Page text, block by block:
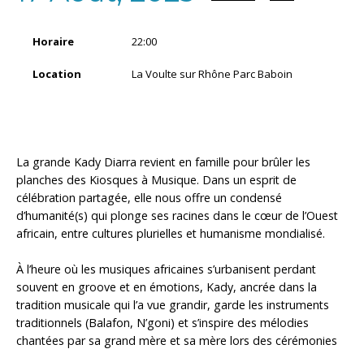
Horaire 22:00
Location La Voulte sur Rhône Parc Baboin
La grande Kady Diarra revient en famille pour brûler les
planches des Kiosques à Musique. Dans un esprit de
célébration partagée, elle nous offre un condensé
d’humanité(s) qui plonge ses racines dans le cœur de l’Ouest
africain, entre cultures plurielles et humanisme mondialisé.
À l’heure où les musiques africaines s’urbanisent perdant
souvent en groove et en émotions, Kady, ancrée dans la
tradition musicale qui l’a vue grandir, garde les instruments
traditionnels (Balafon, N’goni) et s’inspire des mélodies
chantées par sa grand mère et sa mère lors des cérémonies